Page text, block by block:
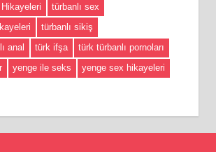
türbanlı sex
türbanlı sikiş
anal
türk ifşa
türk türbanlı pornoları
yenge ile seks
yenge sex hikayeleri